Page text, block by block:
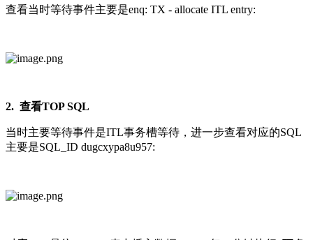
查看当时等待事件主要是enq: TX - allocate ITL entry:
2. 查看TOP SQL
当时主要等待事件是ITL事务槽等待，进一步查看对应的SQL
主要是SQL_ID dugcxypa8u957: